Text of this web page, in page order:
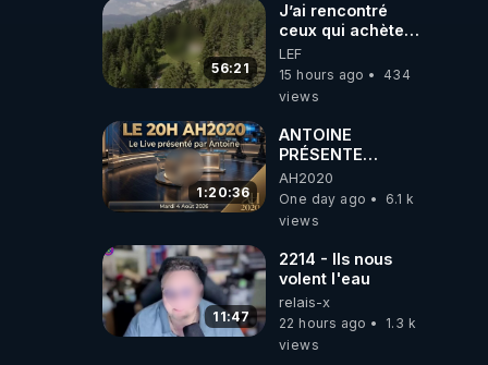
56:21
J’ai rencontré
ceux qui achètent
des bunkers pour
survivre à la fin
du monde
LEF
15 hours ago
434
views
1:20:36
ANTOINE
PRÉSENTE
AH2020 LE LIVE
20H ***DU
04/08/2026***
RÉVEIL EST EN
MARCHE 📷
AH2020
One day ago
6.1 k
views
11:47
2214 - Ils nous
volent l'eau
relais-x
22 hours ago
1.3 k
views